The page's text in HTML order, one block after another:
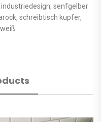
senfgelber
schreibtisch kupfer,